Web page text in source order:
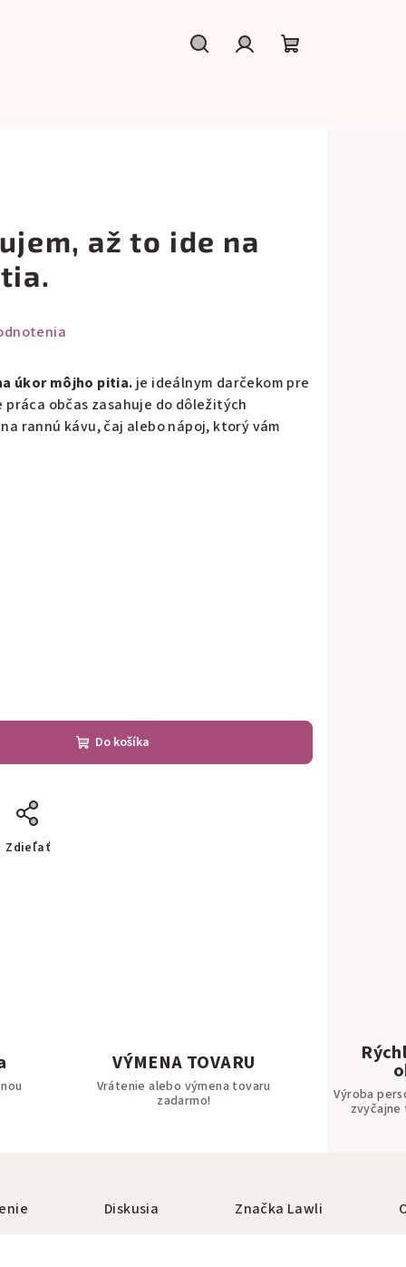
až to ide na
úkor môjho pitia. je ideálnym darčekom pre
občas zasahuje do dôležitých
rannú kávu, čaj alebo nápoj, ktorý vám
Do košíka
Zdieľať
VÝMENA TOVARU
Vrátenie alebo výmena tovaru
zadarmo!
Výroba
zvyčajne
Diskusia Značka Lawli